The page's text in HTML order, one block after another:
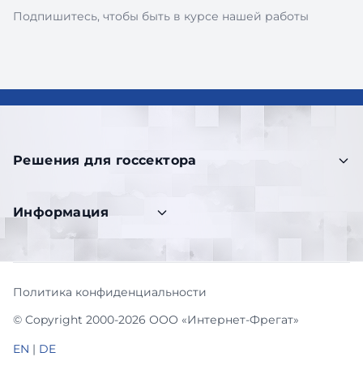
Подпишитесь, чтобы быть в курсе нашей работы
Решения для госсектора
Информация
© Copyright 2000-2026 ООО «Интернет-Фрегат»
EN | DE
Политика конфиденциальности